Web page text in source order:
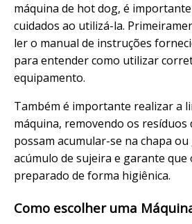
máquina de hot dog, é
cuidados ao utilizá-la.
ler o manual de instruções
para entender como utilizar
equipamento.
Também é importante realizar a
máquina, removendo os resíduos
possam acumular-se na chapa
acúmulo de sujeira e garante que
preparado de forma higiênica.
Como escolher uma